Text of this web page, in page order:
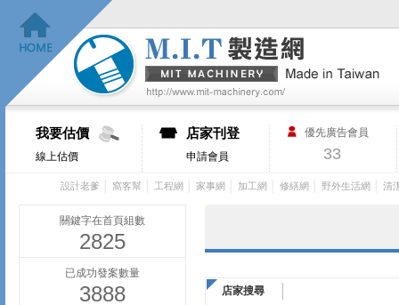
我要估價
線上估價
店家刊登
申請會員
優先廣告會員
33
設計老爹 窩客幫 工程網 家事網 加工網 修繕網 野外生活網 清
關鍵字在首頁組數
2825
已成功發案數量
3888 店家搜尋